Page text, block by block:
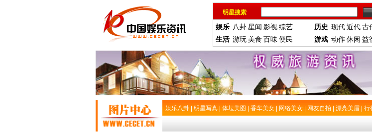
明星搜索
娱乐 八卦星闻 影视综艺
生活 游玩 美食 百味便民
历史 现代近代古
游戏 动作休闲 益
娱乐八卦 明星写真 体坛美图 香车美女 网络美女 网友自拍 漂亮美眉 行